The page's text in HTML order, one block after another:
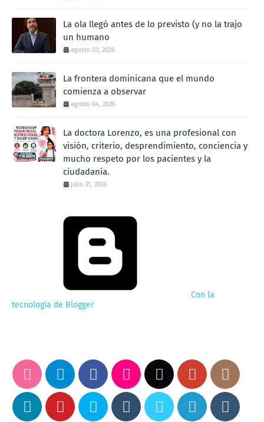
La ola llegó antes de lo previsto (y no la trajo
un humano
agosto 03, 2026
La frontera dominicana que el mundo
comienza a observar
agosto 04, 2026
La doctora Lorenzo, es una profesional con
visión, criterio, desprendimiento, conciencia y
mucho respeto por los pacientes y la
ciudadanía.
julio 31, 2026
Con la
tecnología de Blogger